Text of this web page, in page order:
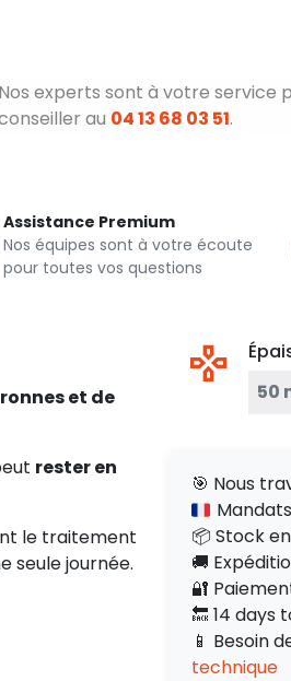
Nos experts sont à votre service
au 04 13 68 03 51.
Assistance Premium
Nos équipes sont à votre écoute
pour toutes vos questions
et de
rester en
le traitement
seule journée.
50
🎯 Nous
📦 Stock
🚚
🔐
🔙 14 days
📱 Besoin
technique